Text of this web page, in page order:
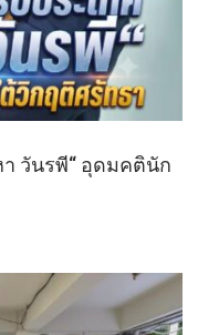
า วันรพี“ อุดมคตินัก